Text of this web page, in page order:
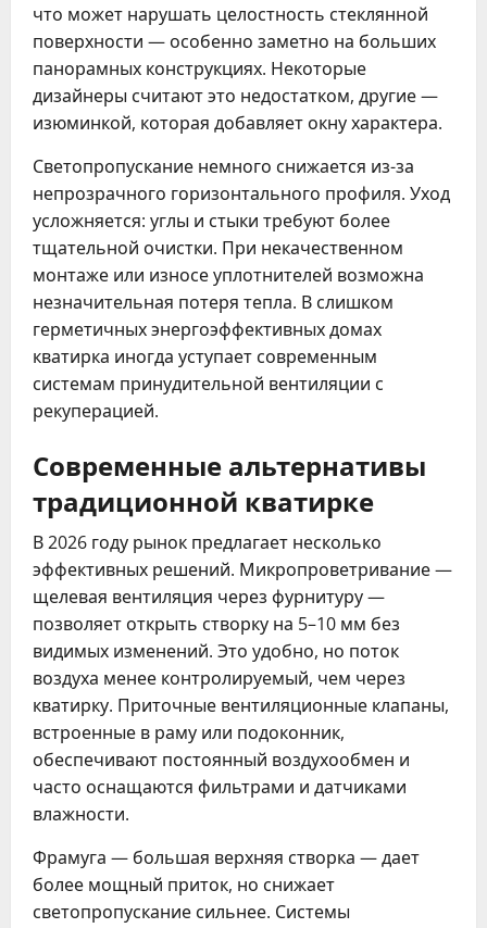
что может нарушать целостность стеклянной
поверхности — особенно заметно на больших
панорамных конструкциях. Некоторые
дизайнеры считают это недостатком, другие —
изюминкой, которая добавляет окну характера.
Светопропускание немного снижается из-за
непрозрачного горизонтального профиля. Уход
усложняется: углы и стыки требуют более
тщательной очистки. При некачественном
монтаже или износе уплотнителей возможна
незначительная потеря тепла. В слишком
герметичных энергоэффективных домах
кватирка иногда уступает современным
системам принудительной вентиляции с
рекуперацией.
Современные альтернативы
традиционной кватирке
В 2026 году рынок предлагает несколько
эффективных решений. Микропроветривание —
щелевая вентиляция через фурнитуру —
позволяет открыть створку на 5–10 мм без
видимых изменений. Это удобно, но поток
воздуха менее контролируемый, чем через
кватирку. Приточные вентиляционные клапаны,
встроенные в раму или подоконник,
обеспечивают постоянный воздухообмен и
часто оснащаются фильтрами и датчиками
влажности.
Фрамуга — большая верхняя створка — дает
более мощный приток, но снижает
светопропускание сильнее. Системы